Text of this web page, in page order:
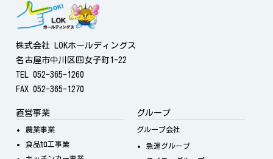
株式会社 LOKホールディングス
名古屋市中川区四女子町1-22
TEL 052-365-1260
FAX 052-365-1270
直営事業
農業事業
食品加工事業
グループ
グループ会社
急運グループ